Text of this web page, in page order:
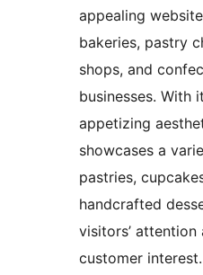
appealing
bakeries, pastry
shops, and
businesses. With
appetizing
showcases a
pastries,
handcrafted
visitors’ attention
customer